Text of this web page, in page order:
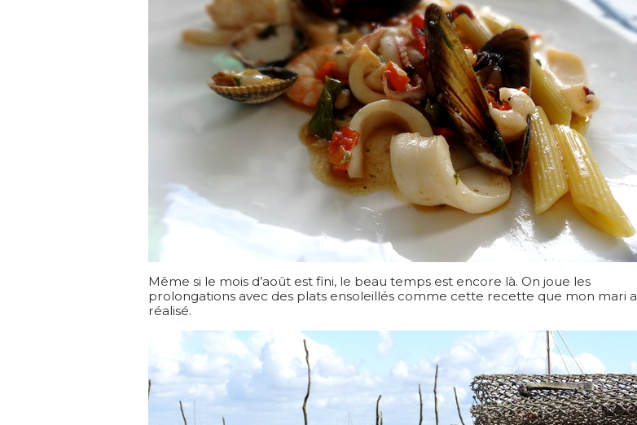
Même si le mois d’août est fini, le beau temps est encore là. On joue les
prolongations avec des plats ensoleillés comme cette recette que mon mari a
réalisé.